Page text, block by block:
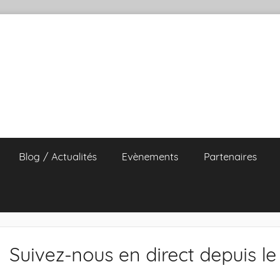
Blog / Actualités Evènements Partenaires
Suivez-nous en direct depuis le